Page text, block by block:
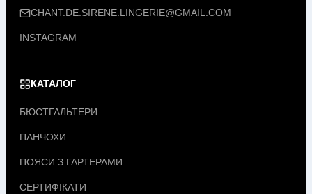
CHANT.DE.SIRENE.LINGERIE@GMAIL.COM
INSTAGRAM
КАТАЛОГ
БЮСТГАЛЬТЕРИ
ПАНЧОХИ
ПОЯСИ З ГАРТЕРАМИ
СЕРТИФІКАТИ